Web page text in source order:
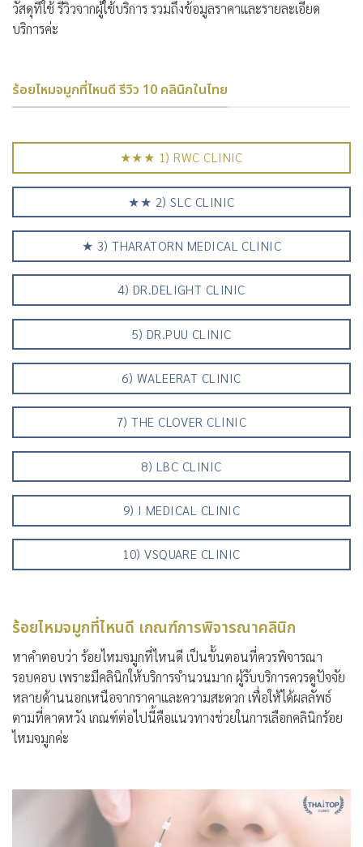
วัสดุที่ใช้ รีวิวจากผู้ใช้บริการ รวมถึงข้อมูลราคาและรายละเอียด
บริการค่ะ
ร้อยไหมจมูกที่ไหนดี รีวิว 10 คลินิกในไทย
★★★ 1) RWC CLINIC
★★ 2) SLC CLINIC
★ 3) THARATORN MEDICAL CLINIC
4) DR.DELIGHT CLINIC
5) DR.PUU CLINIC
6) WALEERAT CLINIC
7) THE CLOVER CLINIC
8) LBC CLINIC
9) I MEDICAL CLINIC
10) VSQUARE CLINIC
ร้อยไหมจมูกที่ไหนดี เกณฑ์การพิจารณาคลินิก
หาคำตอบว่า ร้อยไหมจมูกที่ไหนดี เป็นขั้นตอนที่ควรพิจารณา
รอบคอบ เพราะมีคลินิกให้บริการจำนวนมาก ผู้รับบริการควรดูปัจจัย
หลายด้านนอกเหนือจากราคาและความสะดวก เพื่อให้ได้ผลลัพธ์
ตามที่คาดหวัง เกณฑ์ต่อไปนี้คือแนวทางช่วยในการเลือกคลินิกร้อย
ไหมจมูกค่ะ